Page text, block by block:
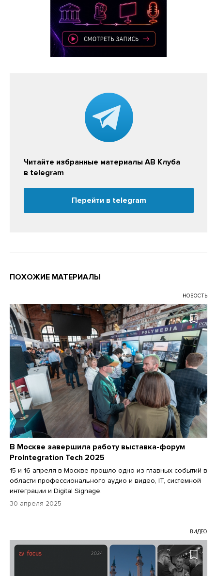
Читайте избранные материалы АВ Клуба
в telegram
Перейти в telegram
ПОХОЖИЕ МАТЕРИАЛЫ
НОВОСТЬ
В Москве завершила работу выставка-форум
ProIntegration Tech 2025
15 и 16 апреля в Москве прошло одно из главных событий в
области профессионального аудио и видео, IТ, системной
интеграции и Digital Signage.
30 апреля 2025
ВИДЕО